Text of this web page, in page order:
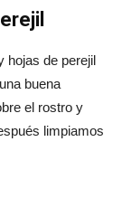
hojas de perejil
buena
el rostro y
limpiamos